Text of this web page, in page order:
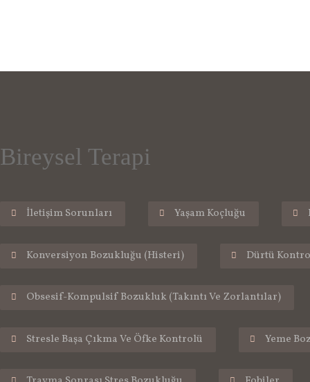
Bireysel Terapi
İletişim Sorunları Yaşam Koçluğu
Konversiyon Bozukluğu (Histeri) Dürtü
Obsesif-Kompulsif Bozukluk (Takıntı Ve Zorlantılar)
Stresle Başa Çıkma Ve Öfke Kontrolü Yeme